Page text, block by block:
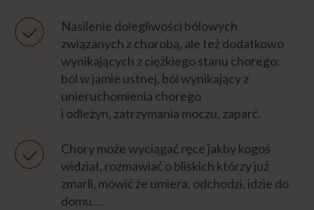
Nasilenie dolegliwości bólowych
związanych z chorobą, ale też dodatkowo
wynikających z ciężkiego stanu chorego:
ból w jamie ustnej, ból wynikający z
unieruchomienia chorego
i odleżyn, zatrzymania moczu, zaparć.
Chory może wyciągać ręce jakby kogoś
widział, rozmawiać o bliskich którzy już
zmarli, mówić że umiera, odchodzi, idzie do
domu….